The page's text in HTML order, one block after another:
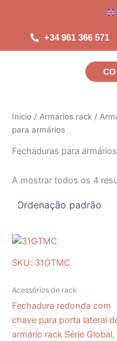
conteúdo
+34 961 366 571
Início / Armários rack /
para armários
Fechaduras para armários
A mostrar todos os 4
SKU: 31GTMC
Acessórios de rack
Fechadura redonda com
chave para porta lateral
armário rack Série Global,